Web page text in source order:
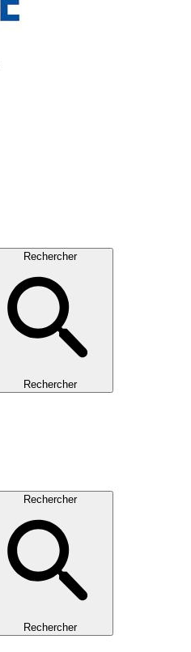
Rechercher
Rechercher
Rechercher
Rechercher